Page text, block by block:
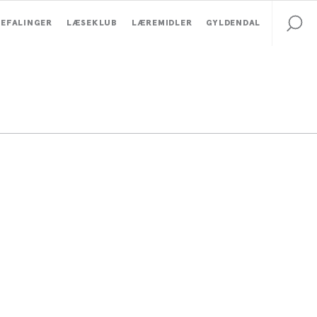
LÆSEKLUB LÆREMIDLER GYLDENDAL